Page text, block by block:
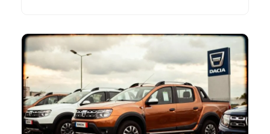
l’héritage français.